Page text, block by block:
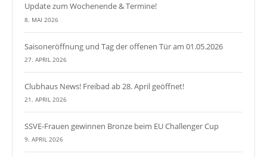
Update zum Wochenende & Termine!
8. MAI 2026
Saisoneröffnung und Tag der offenen Tür am 01.05.2026
27. APRIL 2026
Clubhaus News! Freibad ab 28. April geöffnet!
21. APRIL 2026
SSVE-Frauen gewinnen Bronze beim EU Challenger Cup
9. APRIL 2026